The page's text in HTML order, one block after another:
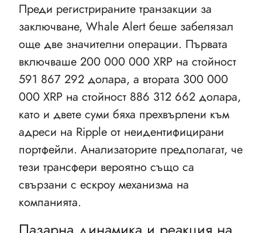
Преди регистрираните транзакции за
заключване, Whale Alert беше забелязал
още две значителни операции. Първата
включваше 200 000 000 XRP на стойност
591 867 292 долара, а втората 300 000
000 XRP на стойност 886 312 662 долара,
като и двете суми бяха прехвърлени към
адреси на Ripple от неидентифицирани
портфейли. Анализаторите предполагат, че
тези трансфери вероятно също са
свързани с ескроу механизма на
компанията.